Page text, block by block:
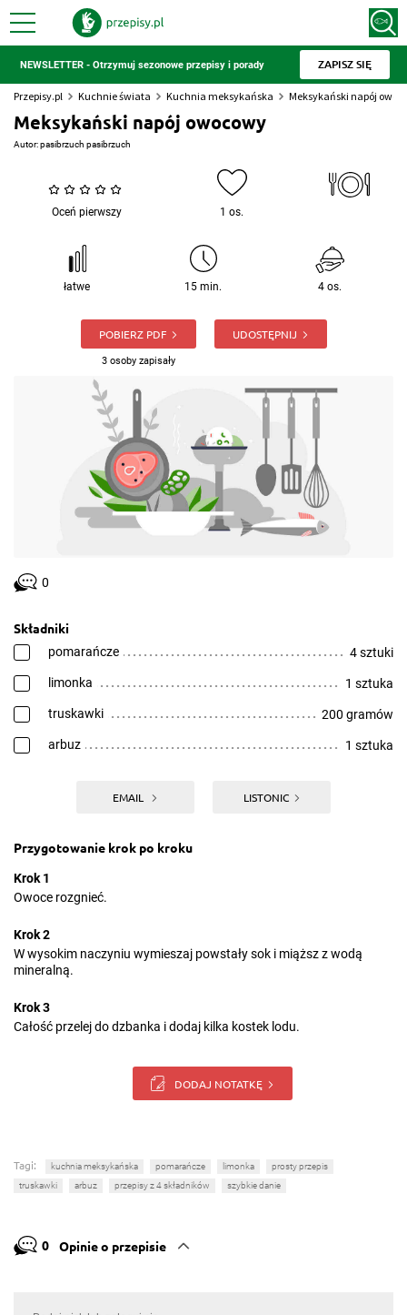
NEWSLETTER - Otrzymuj sezonowe przepisy i porady ZAPISZ SIĘ
Przepisy.pl Kuchnie świata Kuchnia meksykańska Meksykański napój
Meksykański napój owocowy
Autor:pasibrzuch pasibrzuch
Oceń pierwszy 1 os.
łatwe 15 min. 4 os.
POBIERZ PDF
3 osoby zapisały
UDOSTĘPNIJ
0
Składniki
pomarańcze 4 sztuki
limonka 1 sztuka
truskawki 200 gramów
arbuz 1 sztuka
EMAIL LISTONIC
Przygotowanie krok po kroku
Krok 1
Owoce rozgnieć.
Krok 2
W wysokim naczyniu wymieszaj powstały sok i miąższ z wodą
mineralną.
Krok 3
Całość przelej do dzbanka i dodaj kilka kostek lodu.
DODAJ NOTATKĘ
Tagi: kuchnia meksykańska pomarańcze limonka
prosty przepis
truskawki
arbuz przepisy z 4 składników szybkie danie
0 Opinie o przepisie